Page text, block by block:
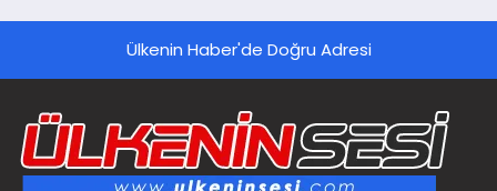
Ülkenin Haber'de Doğru Adresi